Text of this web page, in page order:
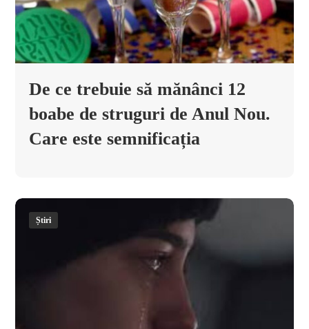
De ce trebuie să mănânci 12
boabe de struguri de Anul Nou.
Care este semnificația
Știri